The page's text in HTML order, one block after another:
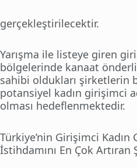
gerçekleştirilecektir.
Yarışma ile listeye giren
bölgelerinde kanaat
sahibi oldukları şirketlerin
potansiyel kadın girişimci
olması hedeflenmektedir.
Türkiye’nin Girişimci Kadın
İstihdamını En Çok Artıran